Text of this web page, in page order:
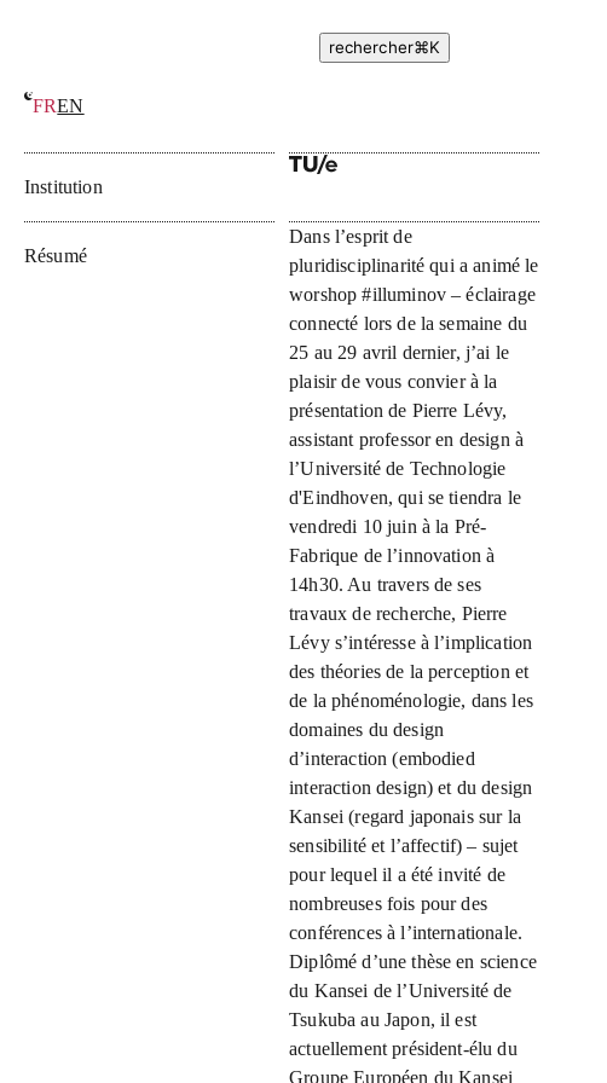
rechercher⌘K
FREN
Institution
Résumé
Dans l’esprit de
pluridisciplinarité qui a animé le
worshop #illuminov – éclairage
connecté lors de la semaine du
25 au 29 avril dernier, j’ai le
plaisir de vous convier à la
présentation de Pierre Lévy,
assistant professor en design à
l’Université de Technologie
d'Eindhoven, qui se tiendra le
vendredi 10 juin à la Pré-
Fabrique de l’innovation à
14h30. Au travers de ses
travaux de recherche, Pierre
Lévy s’intéresse à l’implication
des théories de la perception et
de la phénoménologie, dans les
domaines du design
d’interaction (embodied
interaction design) et du design
Kansei (regard japonais sur la
sensibilité et l’affectif) – sujet
pour lequel il a été invité de
nombreuses fois pour des
conférences à l’internationale.
Diplômé d’une thèse en science
du Kansei de l’Université de
Tsukuba au Japon, il est
actuellement président-élu du
Groupe Européen du Kansei